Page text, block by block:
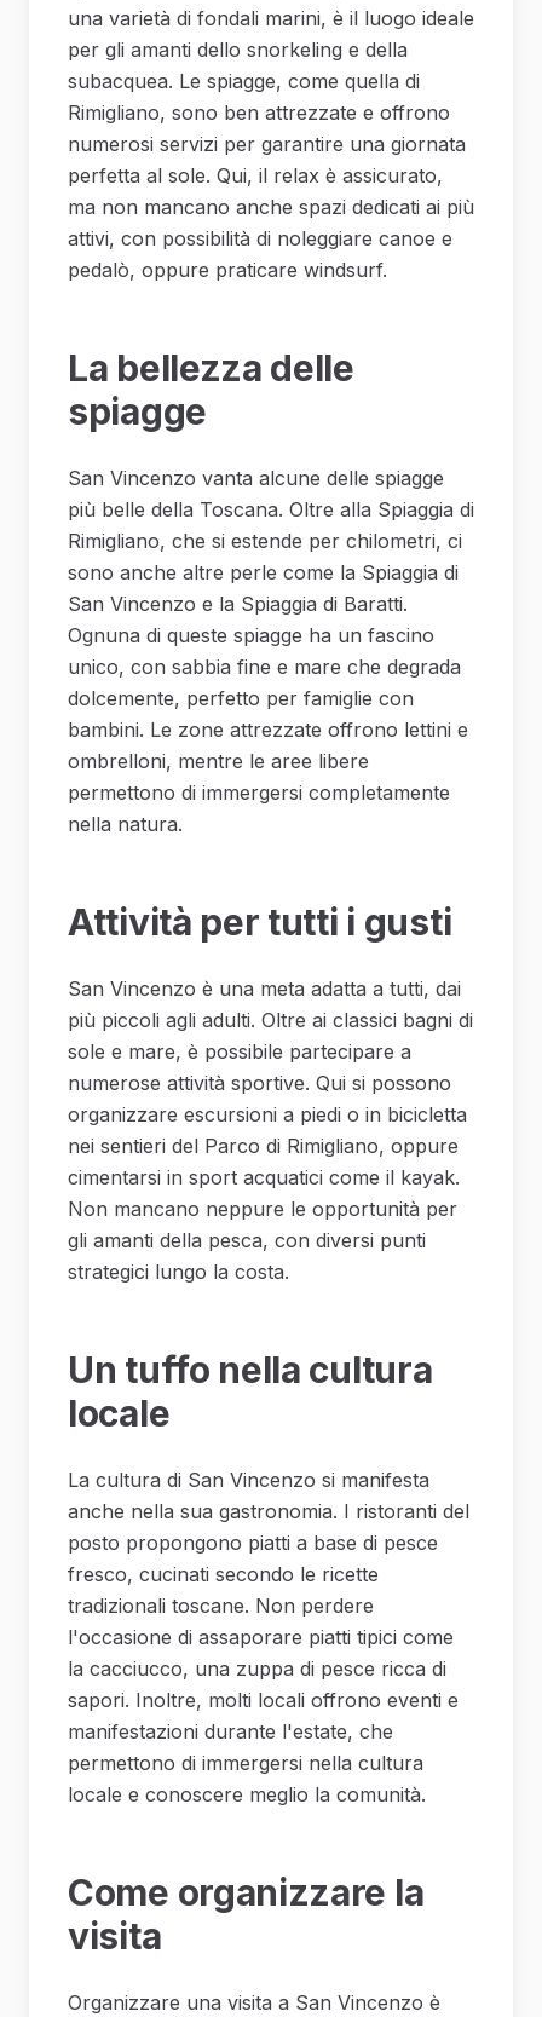
una varietà di fondali marini, è il luogo ideale
per gli amanti dello snorkeling e della
subacquea. Le spiagge, come quella di
Rimigliano, sono ben attrezzate e offrono
numerosi servizi per garantire una giornata
perfetta al sole. Qui, il relax è assicurato,
ma non mancano anche spazi dedicati ai più
attivi, con possibilità di noleggiare canoe e
pedalò, oppure praticare windsurf.
La bellezza delle
spiagge
San Vincenzo vanta alcune delle spiagge
più belle della Toscana. Oltre alla Spiaggia di
Rimigliano, che si estende per chilometri, ci
sono anche altre perle come la Spiaggia di
San Vincenzo e la Spiaggia di Baratti.
Ognuna di queste spiagge ha un fascino
unico, con sabbia fine e mare che degrada
dolcemente, perfetto per famiglie con
bambini. Le zone attrezzate offrono lettini e
ombrelloni, mentre le aree libere
permettono di immergersi completamente
nella natura.
Attività per tutti i gusti
San Vincenzo è una meta adatta a tutti, dai
più piccoli agli adulti. Oltre ai classici bagni di
sole e mare, è possibile partecipare a
numerose attività sportive. Qui si possono
organizzare escursioni a piedi o in bicicletta
nei sentieri del Parco di Rimigliano, oppure
cimentarsi in sport acquatici come il kayak.
Non mancano neppure le opportunità per
gli amanti della pesca, con diversi punti
strategici lungo la costa.
Un tuffo nella cultura
locale
La cultura di San Vincenzo si manifesta
anche nella sua gastronomia. I ristoranti del
posto propongono piatti a base di pesce
fresco, cucinati secondo le ricette
tradizionali toscane. Non perdere
l'occasione di assaporare piatti tipici come
la cacciucco, una zuppa di pesce ricca di
sapori. Inoltre, molti locali offrono eventi e
manifestazioni durante l'estate, che
permettono di immergersi nella cultura
locale e conoscere meglio la comunità.
Come organizzare la
visita
Organizzare una visita a San Vincenzo è